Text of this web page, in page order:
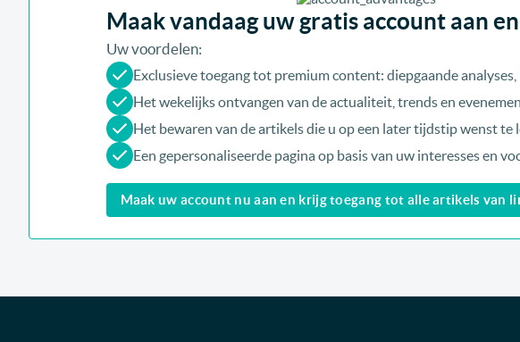
Maak vandaag uw gratis account aan
Uw voordelen:
Exclusieve toegang tot premium content: diepgaande
Het wekelijks ontvangen van de actualiteit, trends en
Het bewaren van de artikels die u op een later tijdstip wenst te
Een gepersonaliseerde pagina op basis van uw interesses en
Maak uw account nu aan en krijg toegang tot alle artikels van